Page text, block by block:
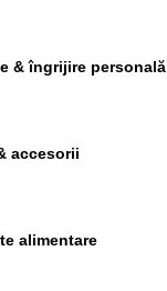
& îngrijire personală
accesorii
alimentare